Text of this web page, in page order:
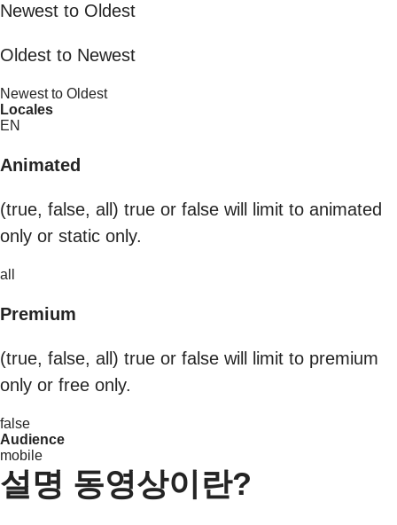
Newest to Oldest
Oldest to Newest
Newest to Oldest
Locales
EN
Animated
(true, false, all) true or false will limit to animated
only or static only.
all
Premium
(true, false, all) true or false will limit to premium
only or free only.
false
Audience
mobile
설명 동영상이란?